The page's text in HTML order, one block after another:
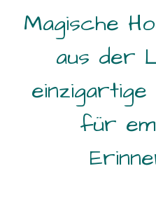
Magische
aus der
für